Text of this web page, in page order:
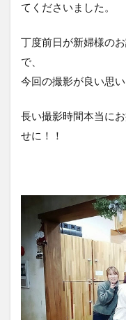
てくださいました。
丁度前日が新婦様の
で、
今回の撮影が良い思
長い撮影時間本当に
せに！！